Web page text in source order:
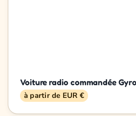
Voiture radio commandée
à partir de EUR €